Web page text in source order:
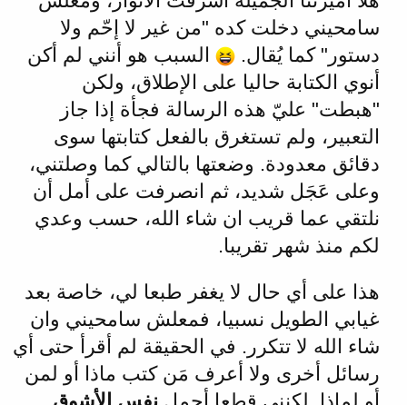
سامحيني دخلت كده "من غير لا إحّم ولا
دستور" كما يُقال.
السبب هو أنني لم أكن
أنوي الكتابة حاليا على الإطلاق، ولكن
"هبطت" عليّ هذه الرسالة فجأة إذا جاز
التعبير، ولم تستغرق بالفعل كتابتها سوى
دقائق معدودة. وضعتها بالتالي كما وصلتني،
وعلى عَجَل شديد، ثم انصرفت على أمل أن
نلتقي عما قريب ان شاء الله، حسب وعدي
لكم منذ شهر تقريبا.
هذا على أي حال لا يغفر طبعا لي، خاصة بعد
غيابي الطويل نسبيا، فمعلش سامحيني وان
شاء الله لا تتكرر. في الحقيقة لم أقرأ حتى أي
رسائل أخرى ولا أعرف مَن كتب ماذا أو لمن